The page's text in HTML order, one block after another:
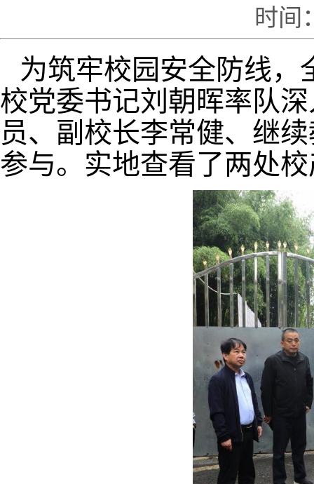
时间
为筑牢校园安全防线，
校党委书记刘朝晖率队
员、副校长李常健、继
参与。实地查看了两处